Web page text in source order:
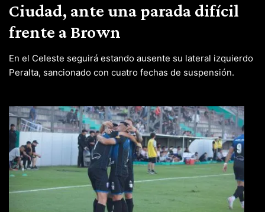
Ciudad, ante una parada difícil
frente a Brown
En el Celeste seguirá estando ausente su lateral izquierdo
Peralta, sancionado con cuatro fechas de suspensión.